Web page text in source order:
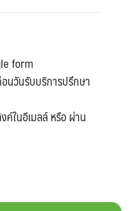
form
นวันรับบริการปรึกษา
ค์ในอีเมลล์ หรือ ผ่าน